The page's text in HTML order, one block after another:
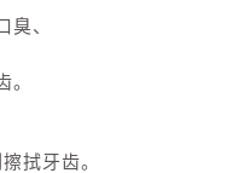
臭、
。
拭牙齿。